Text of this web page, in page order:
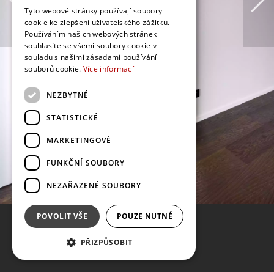
Tyto webové stránky používají soubory
cookie ke zlepšení uživatelského zážitku.
Používáním našich webových stránek
souhlasíte se všemi soubory cookie v
souladu s našimi zásadami používání
souborů cookie. Více informací
NEZBYTNÉ
STATISTICKÉ
MARKETINGOVÉ
FUNKČNÍ SOUBORY
NEZAŘAZENÉ SOUBORY
POVOLIT VŠE POUZE NUTNÉ
PŘIZPŮSOBIT